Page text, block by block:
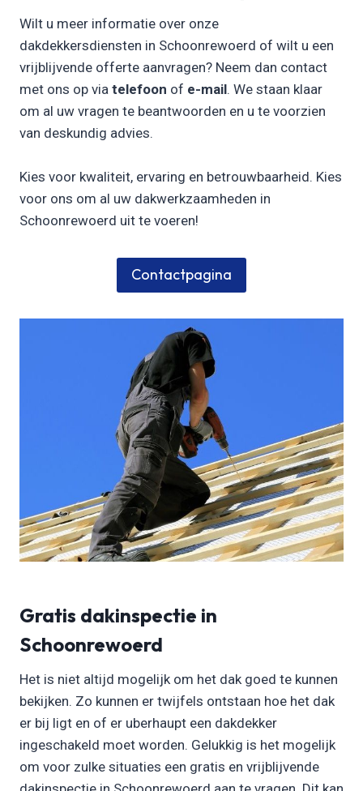
Wilt u meer informatie over onze
dakdekkersdiensten in Schoonrewoerd of wilt u een
vrijblijvende offerte aanvragen? Neem dan contact
met ons op via telefoon of e-mail. We staan klaar
om al uw vragen te beantwoorden en u te voorzien
van deskundig advies.
Kies voor kwaliteit, ervaring en betrouwbaarheid. Kies
voor ons om al uw dakwerkzaamheden in
Schoonrewoerd uit te voeren!
Contactpagina
Gratis dakinspectie in
Schoonrewoerd
Het is niet altijd mogelijk om het dak goed te kunnen
bekijken. Zo kunnen er twijfels ontstaan hoe het dak
er bij ligt en of er uberhaupt een dakdekker
ingeschakeld moet worden. Gelukkig is het mogelijk
om voor zulke situaties een gratis en vrijblijvende